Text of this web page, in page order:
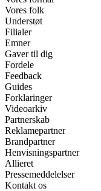
Vores folk
Understøt
Filialer
Emner
Gaver til dig
Fordele
Feedback
Guides
Forklaringer
Videoarkiv
Partnerskab
Reklamepartner
Brandpartner
Henvisningspartner
Allieret
Pressemeddelelser
Kontakt os